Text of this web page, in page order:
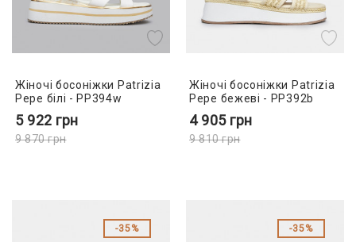
Жіночі босоніжки Patrizia
Pepe білі - PP394w
5 922 грн
9 870грн
Жіночі босоніжки Patrizia
Pepe бежеві - PP392b
4 905 грн
9 810грн
35% 35%